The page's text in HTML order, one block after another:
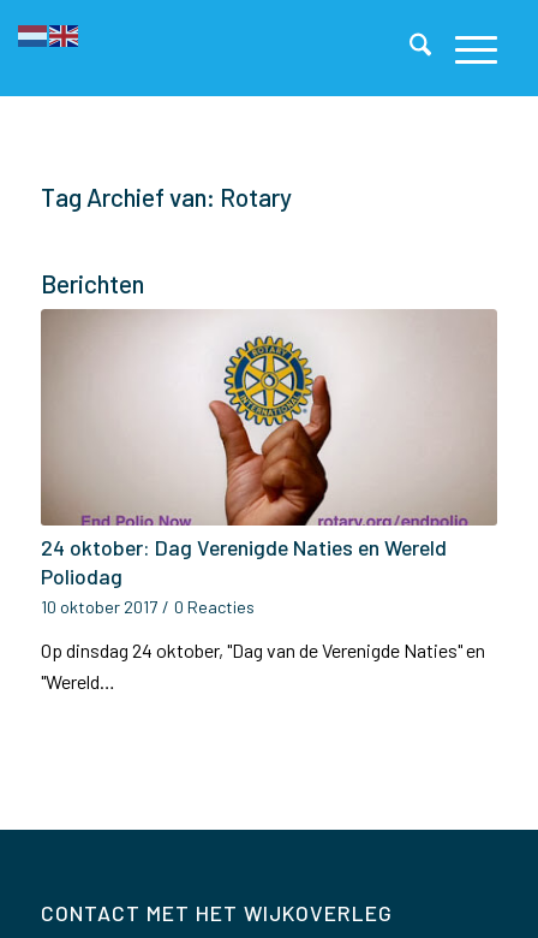
Tag Archief van: Rotary
Berichten
24 oktober: Dag Verenigde Naties en Wereld
Poliodag
10 oktober 2017 / 0 Reacties
Op dinsdag 24 oktober, "Dag van de Verenigde Naties" en
"Wereld…
CONTACT MET HET WIJKOVERLEG